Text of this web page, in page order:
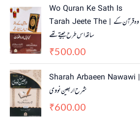
c
a
s
:
₹
5
0
e
i
4
5
Wo Quran Ke Sath Is
Tarah Jeete The | وہ قرآن کے
ساتھ اس طرح جیتے تھے
₹500.00
Sharah Arbaeen Nawawi |
شرح اربعین نووی
₹600.00